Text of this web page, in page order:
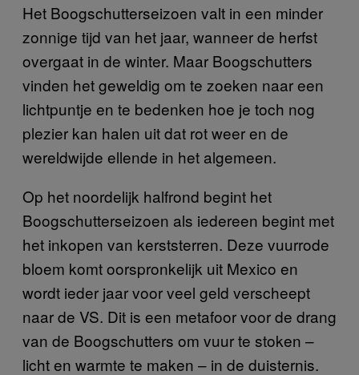
Het Boogschutterseizoen valt in een minder
zonnige tijd van het jaar, wanneer de herfst
overgaat in de winter. Maar Boogschutters
vinden het geweldig om te zoeken naar een
lichtpuntje en te bedenken hoe je toch nog
plezier kan halen uit dat rot weer en de
wereldwijde ellende in het algemeen.
Op het noordelijk halfrond begint het
Boogschutterseizoen als iedereen begint met
het inkopen van kerststerren. Deze vuurrode
bloem komt oorspronkelijk uit Mexico en
wordt ieder jaar voor veel geld verscheept
naar de VS. Dit is een metafoor voor de drang
van de Boogschutters om vuur te stoken –
licht en warmte te maken – in de duisternis.